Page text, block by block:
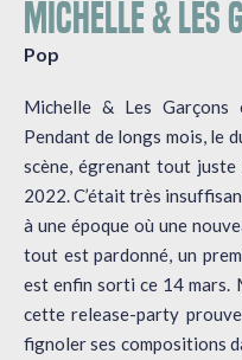
MICHELLE & LES
Pop
Michelle & Les
Pendant de longs mois, le
scène, égrenant tout juste
2022. C’était très
à une époque où une
tout est pardonné, un
est enfin sorti ce 14 mars.
cette release-party
fignoler ses compositions